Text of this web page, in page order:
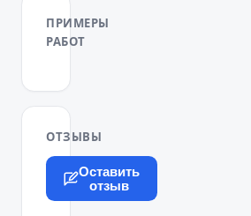
ПРИМЕРЫ
РАБОТ
ОТЗЫВЫ
Оставить
отзыв